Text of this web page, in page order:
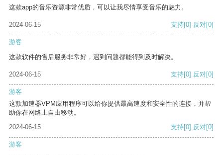
这款app的音乐资源非常优质，可以让我尽情享受音乐的魅力。
2024-06-15 支持[0] 反对[0]
游客
这款软件的售后服务非常好，遇到问题都能得到及时解决。
2024-06-15 支持[0] 反对[0]
游客
这款加速器VPM应用程序可以给你提供最高速度和安全性的连接，并帮
助你在网络上自由移动。
2024-06-15
支持[0] 反对[0]
游客